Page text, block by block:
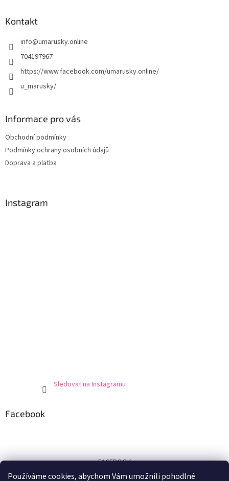
Používáme cookies, abychom Vám umožnili pohodlné
Kontakt
info@umarusky.online
704197967
https://www.facebook.com/umarusky.online/
u_marusky/
Informace pro vás
Obchodní podmínky
Podmínky ochrany osobních údajů
Doprava a platba
Instagram
Sledovat na Instagramu
Facebook
FACEBOOK